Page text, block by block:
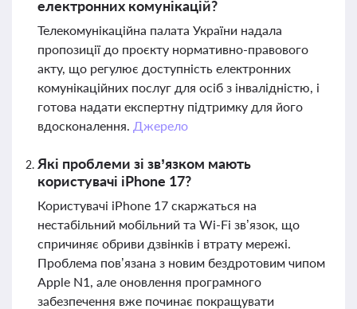
електронних комунікацій?
Телекомунікаційна палата України надала
пропозиції до проєкту нормативно-правового
акту, що регулює доступність електронних
комунікаційних послуг для осіб з інвалідністю, і
готова надати експертну підтримку для його
вдосконалення. Джерело
Які проблеми зі зв’язком мають
користувачі iPhone 17?
Користувачі iPhone 17 скаржаться на
нестабільний мобільний та Wi-Fi зв’язок, що
спричиняє обриви дзвінків і втрату мережі.
Проблема пов’язана з новим бездротовим чипом
Apple N1, але оновлення програмного
забезпечення вже починає покращувати